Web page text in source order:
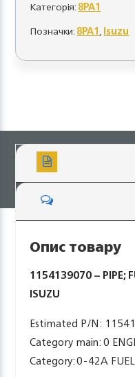
Категорія:8PA1
Позначки:8PA1,Isuzu
Опис товару
1154139070 – PIPE;
ISUZU
Estimated P/N:
Category main: 0
Category: 0-42A